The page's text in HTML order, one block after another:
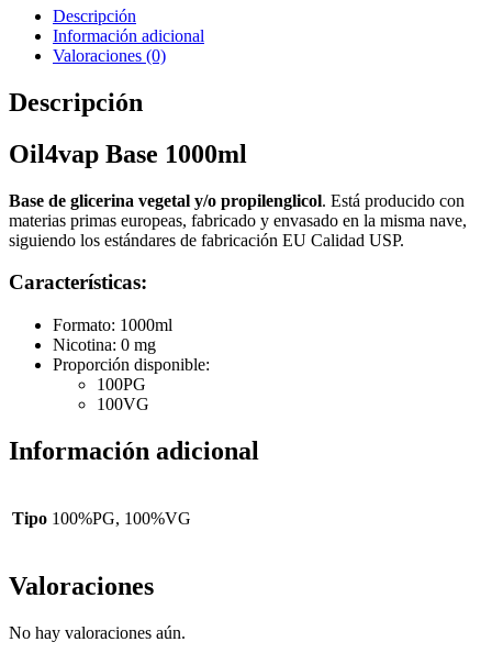
Descripción
Información adicional
Valoraciones (0)
Descripción
Oil4vap Base 1000ml
Base de glicerina vegetal y/o propilenglicol. Está producido con
materias primas europeas, fabricado y envasado en la misma nave,
siguiendo los estándares de fabricación EU Calidad USP.
Características:
Formato: 1000ml
Nicotina: 0 mg
Proporción disponible:
100PG
100VG
Información adicional
Tipo 100%PG, 100%VG
Valoraciones
No hay valoraciones aún.